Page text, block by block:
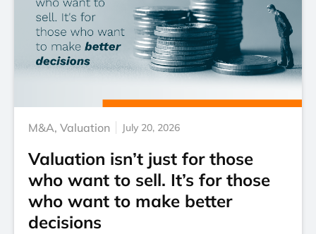
M&A, Valuation July 20, 2026
Valuation isn’t just for those
who want to sell. It’s for those
who want to make better
decisions